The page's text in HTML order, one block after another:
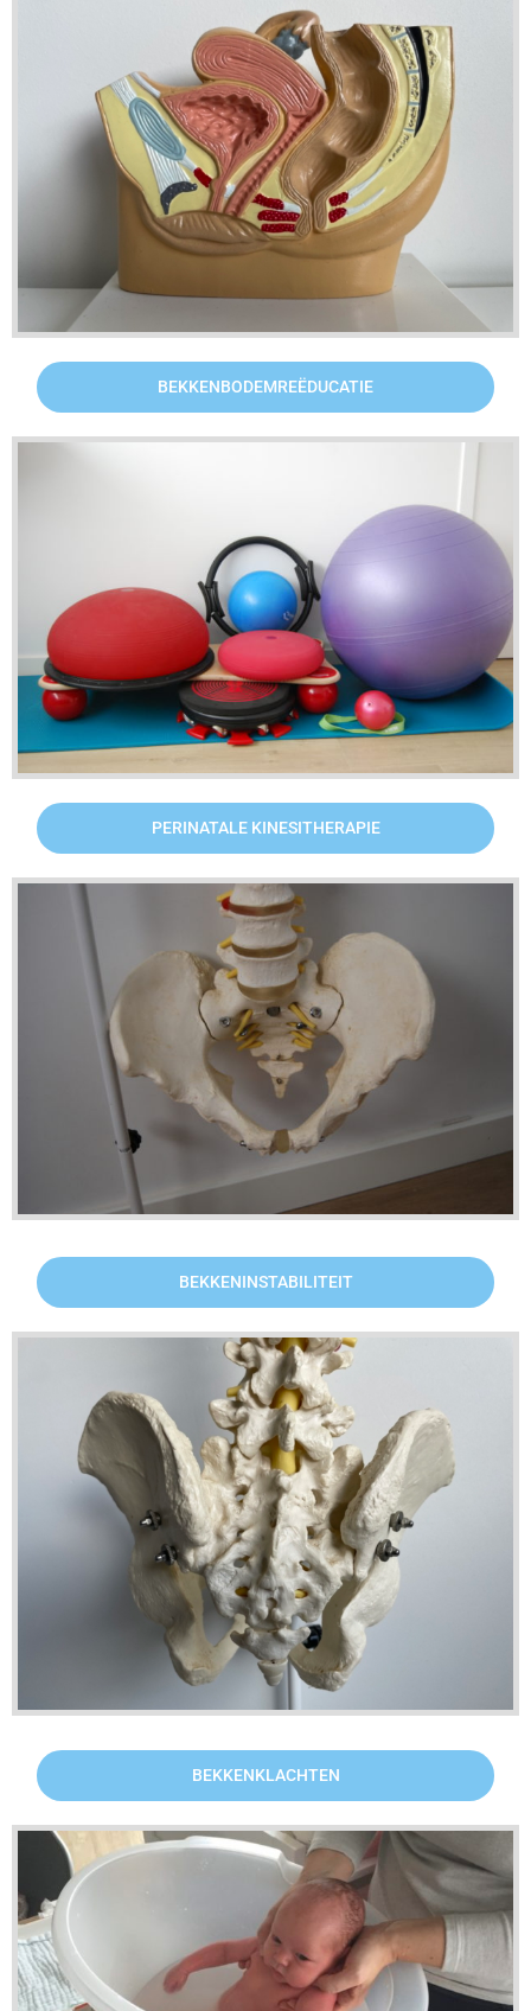
BEKKENBODEMREËDUCATIE
PERINATALE KINESITHERAPIE
BEKKENINSTABILITEIT
BEKKENKLACHTEN